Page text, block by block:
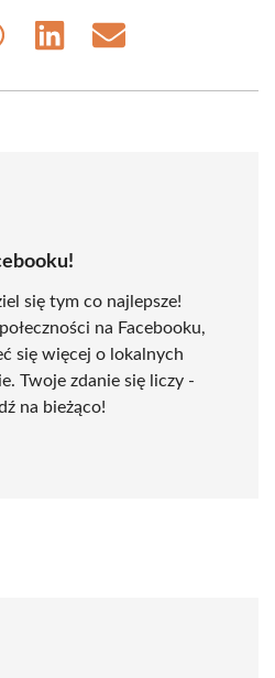
Share
Share
się tym co najlepsze!
na Facebooku,
się więcej o lokalnych
Twoje zdanie się liczy -
na bieżąco!